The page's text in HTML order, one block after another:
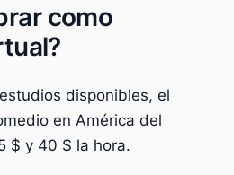
como
disponibles, el
en América del
$ y 40 $ la hora.